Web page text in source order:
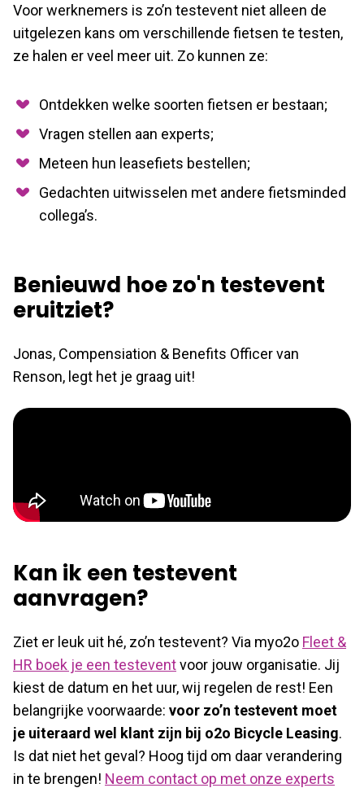
Voor werknemers is zo’n testevent niet alleen de
uitgelezen kans om verschillende fietsen te testen,
ze halen er veel meer uit. Zo kunnen ze:
Ontdekken welke soorten fietsen er bestaan;
Vragen stellen aan experts;
Meteen hun leasefiets bestellen;
Gedachten uitwisselen met andere fietsminded
collega’s.
Benieuwd hoe zo'n testevent
eruitziet?
Jonas, Compensiation & Benefits Officer van
Renson, legt het je graag uit!
Kan ik een testevent
aanvragen?
Ziet er leuk uit hé, zo’n testevent? Via myo2o Fleet &
HR boek je een testeventvoor jouw organisatie. Jij
kiest de datum en het uur, wij regelen de rest! Een
belangrijke voorwaarde: voor zo’n testevent moet
je uiteraard wel klant zijn bij o2o Bicycle Leasing.
Is dat niet het geval? Hoog tijd om daar verandering
in te brengen! Neem contact op met onze experts